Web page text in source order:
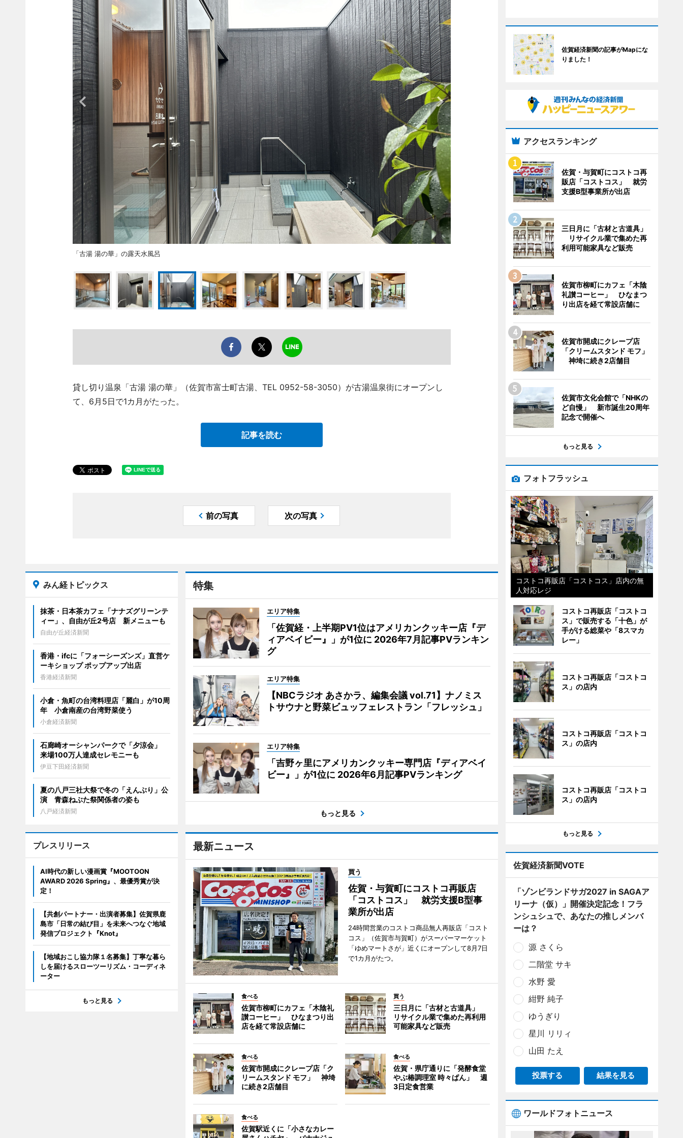
「古湯 湯の華」の露天水風呂
貸し切り温泉「古湯 湯の華」（佐賀市富士町古湯、TEL 0952-58-3050）が古湯温泉街にオープンし
て、6月5日で1カ月がたった。
記事を読む
前の写真 次の写真
特集
エリア特集
「佐賀経・上半期PV1位はアメリカンクッキー店『デ
ィアベイビー』」が1位に 2026年7月記事PVランキン
グ
エリア特集
【NBCラジオ あさかラ、編集会議 vol.71】ナノミス
トサウナと野菜ビュッフェレストラン「フレッシュ」
エリア特集
「吉野ヶ里にアメリカンクッキー専門店『ディアベイ
ビー』」が1位に 2026年6月記事PVランキング
もっと見る
最新ニュース
買う
佐賀・与賀町にコストコ再販店
「コストコス」 就労支援B型事
業所が出店
24時間営業のコストコ商品無人再販店「コスト
コス」（佐賀市与賀町）がスーパーマーケット
「ゆめマートさが」近くにオープンして8月7日
で1カ月がたつ。
食べる
佐賀市柳町にカフェ「木陰礼
讃コーヒー」 ひなまつり出
店を経て常設店舗に
買う
三日月に「古材と古道具」
リサイクル業で集めた再利用
可能家具など販売
食べる
佐賀市開成にクレープ店「ク
リームスタンド モフ」 神埼
に続き2店舗目
食べる
佐賀・県庁通りに「発酵食堂
やぶ椿調理室 時々ぱん」 週
3日定食営業
食べる
佐賀駅近くに「小さなカレー
みん経トピックス
抹茶・日本茶カフェ「ナナズグリーンテ
ィー」、自由が丘2号店 新メニューも
自由が丘経済新聞
香港・ifcに「フォーシーズンズ」直営ケ
ーキショップ ポップアップ出店
香港経済新聞
小倉・魚町の台湾料理店「麗白」が10周
年 小倉南産の台湾野菜使う
小倉経済新聞
石廊崎オーシャンパークで「夕涼会」
来場100万人達成セレモニーも
伊豆下田経済新聞
夏の八戸三社大祭で冬の「えんぶり」公
演 青森ねぶた祭関係者の姿も
八戸経済新聞
プレスリリース
AI時代の新しい漫画賞『MOOTOON
AWARD 2026 Spring』、最優秀賞が決
定！
【共創パートナー・出演者募集】佐賀県鹿
島市「日常の結び目」を未来へつなぐ地域
発信プロジェクト『Knot』
【地域おこし協力隊１名募集】丁寧な暮ら
しを届けるスローツーリズム・コーディネ
ーター
もっと見る
佐賀経済新聞の記事がMapにな
りました！
アクセスランキング
佐賀・与賀町にコストコ再
販店「コストコス」 就労
支援B型事業所が出店
三日月に「古材と古道具」
リサイクル業で集めた再
利用可能家具など販売
佐賀市柳町にカフェ「木陰
礼讃コーヒー」 ひなまつ
り出店を経て常設店舗に
佐賀市開成にクレープ店
「クリームスタンド モフ」
神埼に続き2店舗目
佐賀市文化会館で「NHKの
ど自慢」 新市誕生20周年
記念で開催へ
もっと見る
フォトフラッシュ
コストコ再販店「コストコス」店内の無
人対応レジ
コストコ再販店「コストコ
ス」で販売する「十色」が
手がける総菜や「8スマカ
レー」
コストコ再販店「コストコ
ス」の店内
コストコ再販店「コストコ
ス」の店内
コストコ再販店「コストコ
ス」の店内
もっと見る
佐賀経済新聞VOTE
「ゾンビランドサガ2027 in SAGAア
リーナ（仮）」開催決定記念！フラ
ンシュシュで、あなたの推しメンバ
ーは？
源 さくら
二階堂 サキ
水野 愛
紺野 純子
ゆうぎり
星川 リリィ
山田 たえ
投票する 結果を見る
ワールドフォトニュース